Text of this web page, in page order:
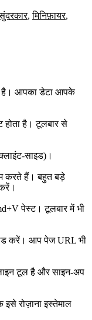
,मिनिफ़ायर,
है। आपका डेटा आपके
होता है। टूलबार से
करते हैं। बहुत बड़े
पेस्ट। टूलबार में भी
करें। आप पेज URL भी
टूल है और साइन‑अप
इसे रोज़ाना इस्तेमाल